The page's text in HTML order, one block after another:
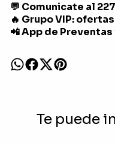
💬 Comunicate al
🔥 Grupo VIP:
📲 App de
Te puede